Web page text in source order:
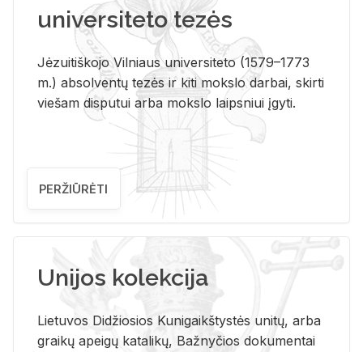
universiteto tezės
Jėzuitiškojo Vilniaus universiteto (1579–1773
m.) absolventų tezės ir kiti mokslo darbai, skirti
viešam disputui arba mokslo laipsniui įgyti.
PERŽIŪRĖTI
Unijos kolekcija
Lietuvos Didžiosios Kunigaikštystės unitų, arba
graikų apeigų katalikų, Bažnyčios dokumentai